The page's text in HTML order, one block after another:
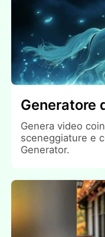
Generatore
Genera video
sceneggiature e
Generator.